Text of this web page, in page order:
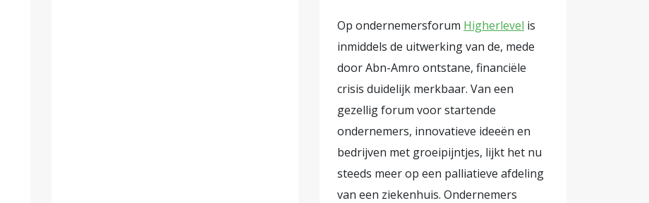
Op ondernemersforum Higherlevel is
inmiddels de uitwerking van de, mede
door Abn-Amro ontstane, financiële
crisis duidelijk merkbaar. Van een
gezellig forum voor startende
ondernemers, innovatieve ideeën en
bedrijven met groeipijntjes, lijkt het nu
steeds meer op een palliatieve afdeling
van een ziekenhuis. Ondernemers